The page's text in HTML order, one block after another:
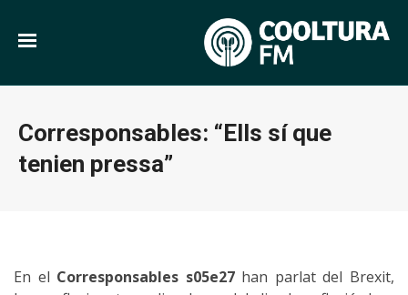
Corresponsables: “Ells sí que
tenien pressa”
En el Corresponsables s05e27han parlat del Brexit,